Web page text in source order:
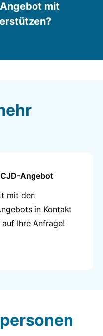
mit
Angebot
mit den
in Kontakt
Ihre Anfrage!